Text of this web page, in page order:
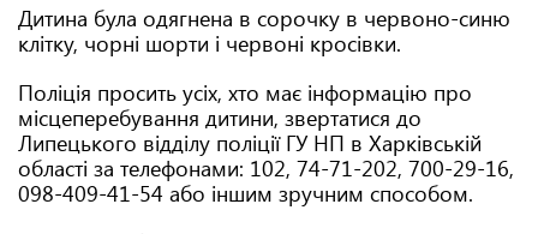
Дитина була одягнена в сорочку в червоно-синю
клітку, чорні шорти і червоні кросівки.
Поліція просить усіх, хто має інформацію про
місцеперебування дитини, звертатися до
Липецького відділу поліції ГУ НП в Харківській
області за телефонами: 102, 74-71-202, 700-29-16,
098-409-41-54 або іншим зручним способом.